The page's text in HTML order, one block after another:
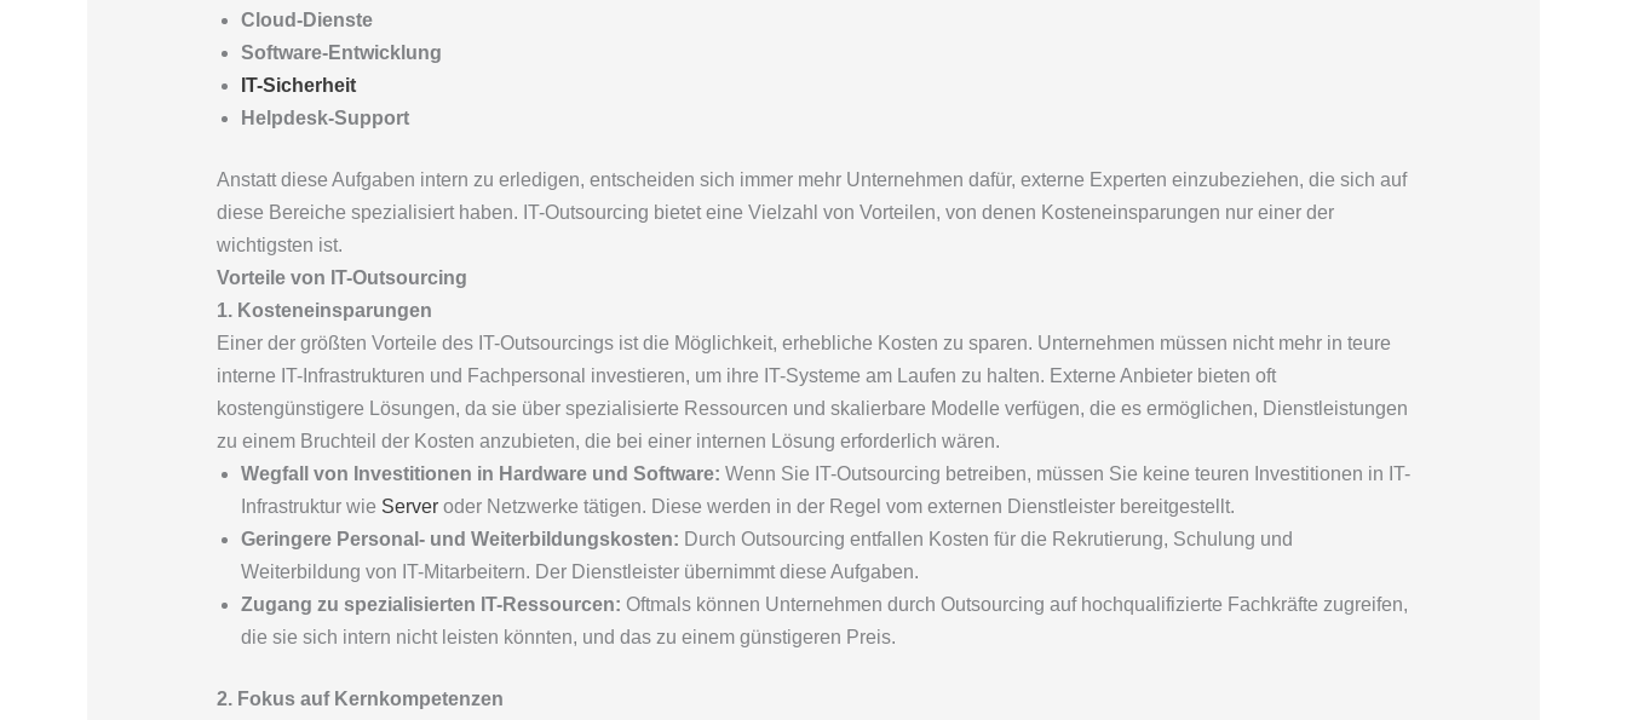
Cloud-Dienste
Software-Entwicklung
IT-Sicherheit
Helpdesk-Support
Anstatt diese Aufgaben intern zu erledigen, entscheiden sich immer mehr Unternehmen dafür, externe Experten einzubeziehen, die sich auf
diese Bereiche spezialisiert haben. IT-Outsourcing bietet eine Vielzahl von Vorteilen, von denen Kosteneinsparungen nur einer der
wichtigsten ist.
Vorteile von IT-Outsourcing
1. Kosteneinsparungen
Einer der größten Vorteile des IT-Outsourcings ist die Möglichkeit, erhebliche Kosten zu sparen. Unternehmen müssen nicht mehr in teure
interne IT-Infrastrukturen und Fachpersonal investieren, um ihre IT-Systeme am Laufen zu halten. Externe Anbieter bieten oft
kostengünstigere Lösungen, da sie über spezialisierte Ressourcen und skalierbare Modelle verfügen, die es ermöglichen, Dienstleistungen
zu einem Bruchteil der Kosten anzubieten, die bei einer internen Lösung erforderlich wären.
Wegfall von Investitionen in Hardware und Software: Wenn Sie IT-Outsourcing betreiben, müssen Sie keine teuren Investitionen in IT-
Infrastruktur wie Serveroder Netzwerke tätigen. Diese werden in der Regel vom externen Dienstleister bereitgestellt.
Geringere Personal- und Weiterbildungskosten: Durch Outsourcing entfallen Kosten für die Rekrutierung, Schulung und
Weiterbildung von IT-Mitarbeitern. Der Dienstleister übernimmt diese Aufgaben.
Zugang zu spezialisierten IT-Ressourcen: Oftmals können Unternehmen durch Outsourcing auf hochqualifizierte Fachkräfte zugreifen,
die sie sich intern nicht leisten könnten, und das zu einem günstigeren Preis.
2. Fokus auf Kernkompetenzen